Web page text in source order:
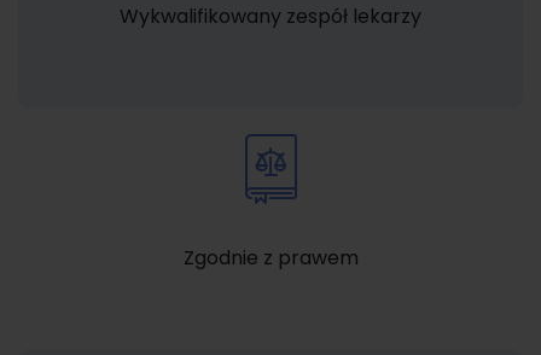
Wykwalifikowany zespół lekarzy
Zgodnie z prawem